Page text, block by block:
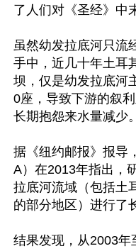
了人们对《圣经》中
虽然幼发拉底河只流
手中，近几十年土耳
坝，仅是幼发拉底河
0座，导致下游的叙
长期抱怨来水量减少。
据《纽约邮报》报导
A）在2013年指出，
拉底河流域（包括土
的部分地区）进行了
结果发现，从2003年